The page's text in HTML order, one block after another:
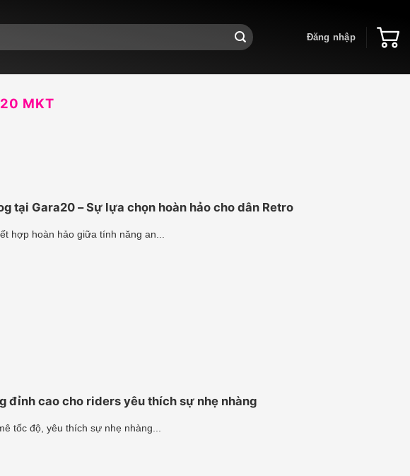
Đăng nhập
MKT
tại Gara20 – Sự lựa chọn hoàn hảo cho dân Retro
hợp hoàn hảo giữa tính năng an...
đỉnh cao cho riders yêu thích sự nhẹ nhàng
tốc độ, yêu thích sự nhẹ nhàng...